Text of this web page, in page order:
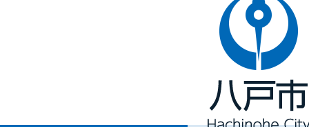
八
戸
市
Hachinohe
City